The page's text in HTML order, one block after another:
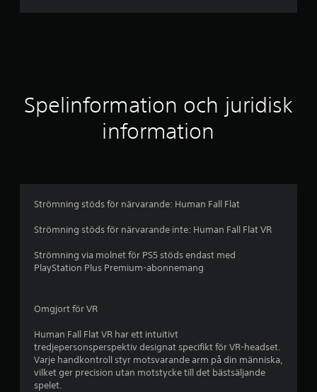
i
l
t
e
å
Spelinformation och juridisk
information
Strömning stöds för närvarande: Human Fall Flat
Strömning stöds för närvarande inte: Human Fall Flat VR
Strömning via molnet för PS5 stöds endast med
PlayStation Plus Premium-abonnemang
Omgjort för VR
Human Fall Flat VR har ett intuitivt
tredjepersonsperspektiv designat specifikt för VR-headset.
Varje handkontroll styr motsvarande arm på din människa,
vilket ger precision utan motstycke till det bästsäljande
spelet.